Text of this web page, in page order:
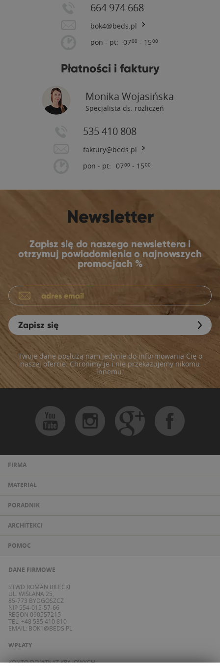
664 974 668
bok4@beds.pl
pon - pt: 0700 - 1500
Płatności i faktury
Monika Wojasińska
Specjalista ds. rozliczeń
535 410 808
faktury@beds.pl
pon - pt: 0700 - 1500
Newsletter
Zapisz się do naszego newslettera i
otrzymuj powiadomienia o najnowszych
promocjach %
Zapisz się
Twoje dane posłużą nam jedynie do informowania Cię o
naszej ofercie. Chronimy je i nie przekazujemy nikomu
innemu.
FIRMA
MATERIAŁ
PORADNIK
ARCHITEKCI
POMOC
DANE FIRMOWE
STWD ROMAN BILECKI
UL. WIŚLANA 25,
85-773 BYDGOSZCZ
NIP 554-015-57-66
REGON 090557215
TEL: +48 535 410 810
EMAIL: BOK1@BEDS.PL
WPŁATY
KONTO DO WPŁAT KRAJOWYCH: